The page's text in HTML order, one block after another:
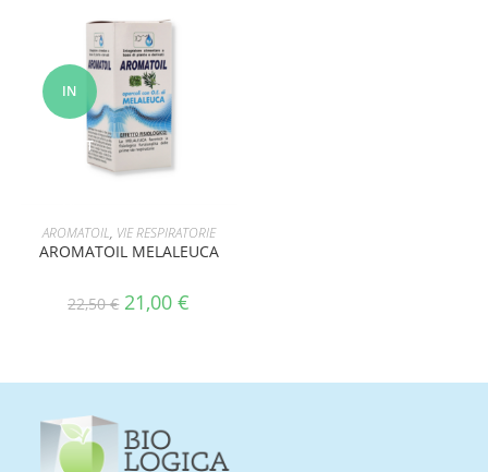
IN
OFFERT
AGGIUNGI AL CARRELLO
AROMATOIL, VIE RESPIRATORIE
AROMATOIL MELALEUCA
22,50€ 21,00€